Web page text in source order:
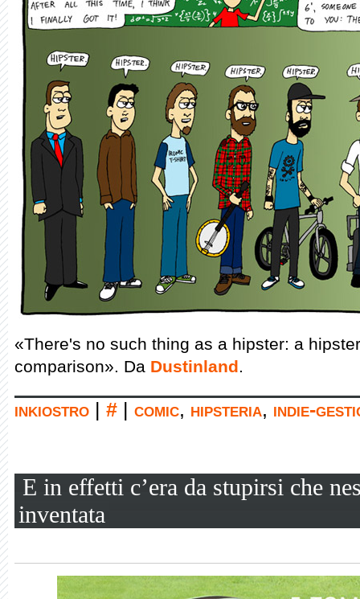
«There's no such thing as a hipster: a
comparison». Da Dustinland.
inkiostro # comic, hipsteria, indie-
E in effetti c’era da stupirsi che
inventata